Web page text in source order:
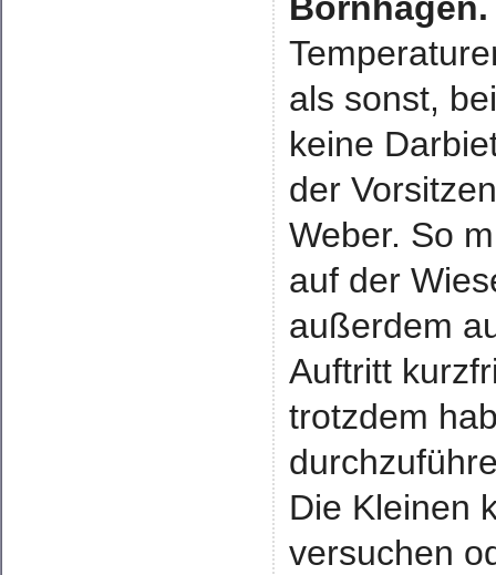
als sonst,
keine
der
Weber. So
auf der
außerdem
Auftritt
trotzdem
Die Kleinen
versuchen